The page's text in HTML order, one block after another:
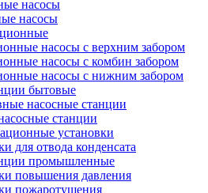
насосы
насосы
насосы с верхним забором
насосы с комбин забором
насосы с нижним забором
бытовые
насосные станции
станции
установки
для отвода конденсата
промышленные
повышения давления
пожаротушения